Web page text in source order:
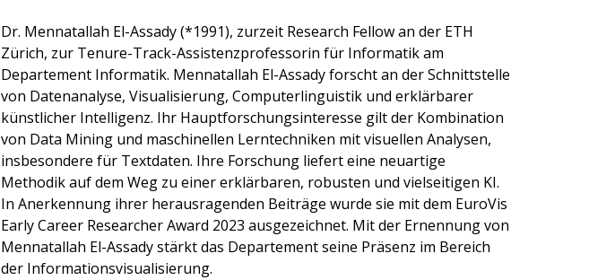
Dr. Mennatallah El-Assady (*1991), zurzeit Research Fellow an der ETH
Zürich, zur Tenure-Track-Assistenzprofessorin für Informatik am
Departement Informatik. Mennatallah El-Assady forscht an der Schnittstelle
von Datenanalyse, Visualisierung, Computerlinguistik und erklärbarer
künstlicher Intelligenz. Ihr Hauptforschungsinteresse gilt der Kombination
von Data Mining und maschinellen Lerntechniken mit visuellen Analysen,
insbesondere für Textdaten. Ihre Forschung liefert eine neuartige
Methodik auf dem Weg zu einer erklärbaren, robusten und vielseitigen KI.
In Anerkennung ihrer herausragenden Beiträge wurde sie mit dem EuroVis
Early Career Researcher Award 2023 ausgezeichnet. Mit der Ernennung von
Mennatallah El-Assady stärkt das Departement seine Präsenz im Bereich
der Informationsvisualisierung.